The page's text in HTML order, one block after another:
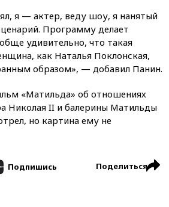
я — актер, веду шоу, я нанятый
Программу делает
удивительно, что такая
как Наталья Поклонская,
образом», — добавил Панин.
«Матильда» об отношениях
Николая II и балерины Матильды
но картина ему не
Подпишись Поделиться